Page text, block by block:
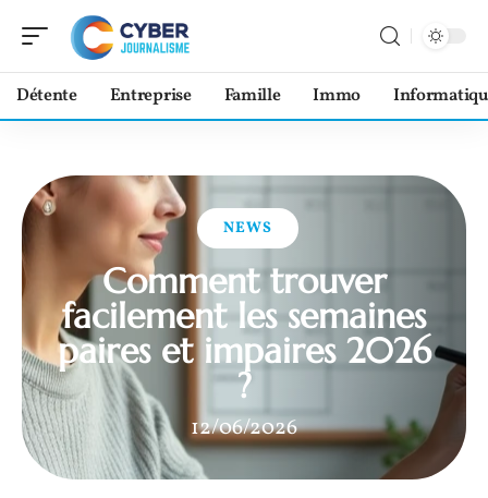
Détente Entreprise Famille Immo
NEWS
Comment trouver
facilement les semaines
paires et impaires 2026
?
12/06/2026